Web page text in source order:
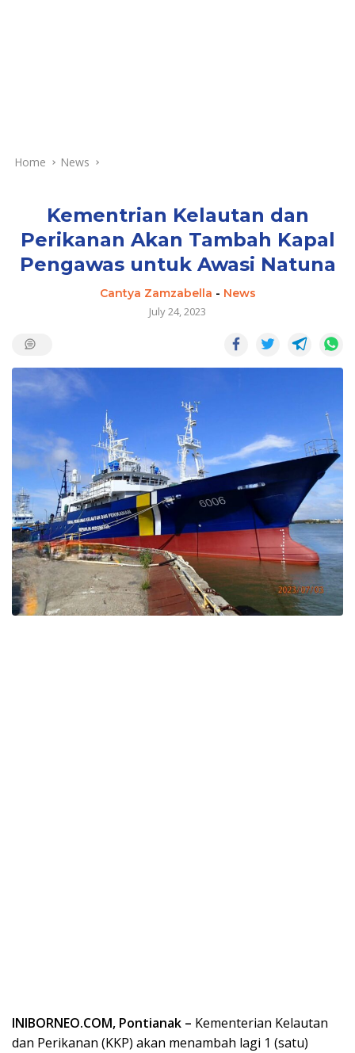
Home News
Kementrian Kelautan dan
Perikanan Akan Tambah Kapal
Pengawas untuk Awasi Natuna
Cantya Zamzabella - News
July 24, 2023
INIBORNEO.COM, Pontianak – Kementerian Kelautan
dan Perikanan (KKP) akan menambah lagi 1 (satu)